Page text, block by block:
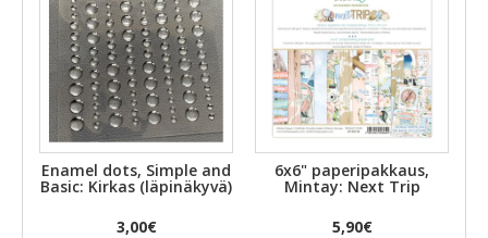
Enamel dots, Simple and
Basic: Kirkas (läpinäkyvä)
3,00€
6x6" paperipakkaus,
Mintay: Next Trip
5,90€